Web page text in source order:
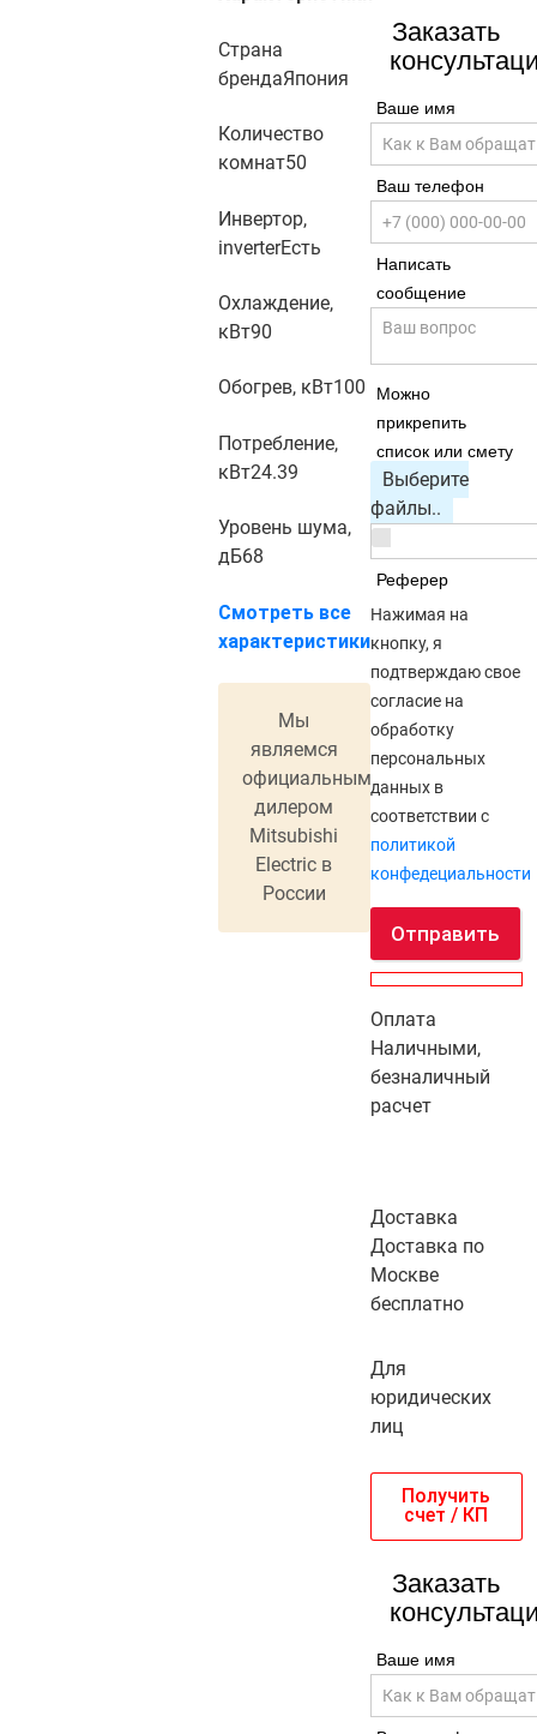
Заказать
Ваше имя
Ваш телефон
Написать
сообщение
Можно
прикрепить
список или смету
Выберите
файлы..
Реферер
Нажимая на
кнопку, я
подтверждаю свое
согласие на
обработку
персональных
данных в
соответствии с
политикой
конфедециальности
Отправить
Оплата
Наличными,
безналичный
расчет
Доставка
Доставка по
Москве
бесплатно
Для
юридических
лиц
Получить
счет / КП
Заказать
Ваше имя
Страна
брендаЯпония
Количество
комнат50
Инвертор,
inverterЕсть
Охлаждение,
кВт90
Обогрев, кВт100
Потребление,
кВт24.39
Уровень шума,
дБ68
Смотреть все
характеристики
Мы
являемся
официальным
дилером
Mitsubishi
Electric в
России